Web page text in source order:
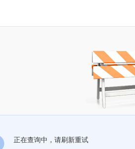
正在查询中，请刷新重试